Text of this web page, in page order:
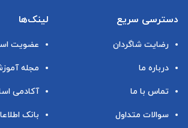
دسترسی سریع
رضایت شاگردان
درباره ما
تماس با ما
سوالات متداول
لینک‌ها
عضویت
مجله
آکادمی
بانک